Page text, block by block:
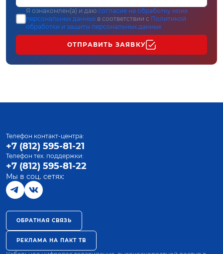
Я ознакомлен(а) и даю согласие на обработку моих
персональных данных в соответствии с Политикой
обработки и защиты персональных данных
ОТПРАВИТЬ ЗАЯВКУ
Телефон контакт-центра:
+7 (812) 595-81-21
Телефон тех. поддержки:
+7 (812) 595-81-22
Мы в соц. сетях:
ОБРАТНАЯ СВЯЗЬ
РЕКЛАМА НА ПАКТ ТВ